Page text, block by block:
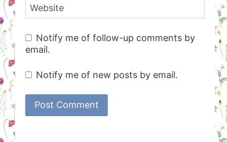
Website
Notify me of follow-up comments by
email.
Notify me of new posts by email.